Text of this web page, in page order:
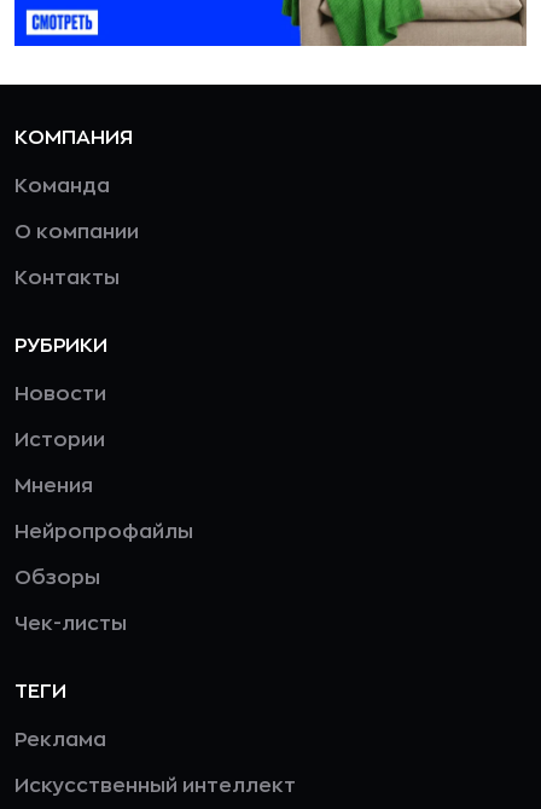
КОМПАНИЯ
Команда
О компании
Контакты
РУБРИКИ
Новости
Истории
Мнения
Нейропрофайлы
Обзоры
Чек-листы
ТЕГИ
Реклама
Искусственный интеллект